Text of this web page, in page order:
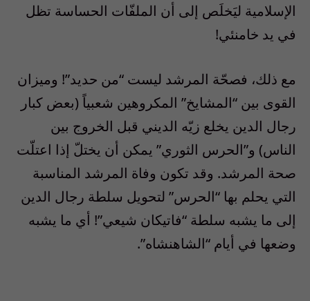
الإسلامية ليَخلَص إلى أن الملفّات الحساسة تظل
في يد خامنئي!
مع ذلك، فصحّة المرشد ليست “من حديد”! وميزان
القوى بين “المشايخ” المكروهين شعبياً (بعض كبار
رجال الدين يخلع زيّه الديني قبل الخروج بين
الناس) و”الحرس الثوري” يمكن أن يختلّ إذا اعتلّت
صحة المرشد. وقد تكون وفاة المرشد المناسبة
التي يحلم بها “الحرس” لتحويل سلطة رجال الدين
إلى ما يشبه سلطة “فاتيكان شيعي”! أي ما يشبه
وضعها في أيام “الشاهنشاه”.